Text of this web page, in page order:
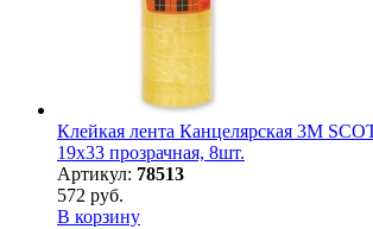
Клейкая лента Канцелярская 3M
19х33 прозрачная, 8шт.
Артикул: 78513
572 руб.
В корзину